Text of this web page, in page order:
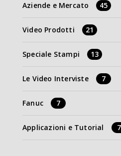
Aziende e Mercato 45
Video Prodotti 21
Speciale Stampi 13
Le Video Interviste 7
Fanuc 7
Applicazioni e Tutorial 7